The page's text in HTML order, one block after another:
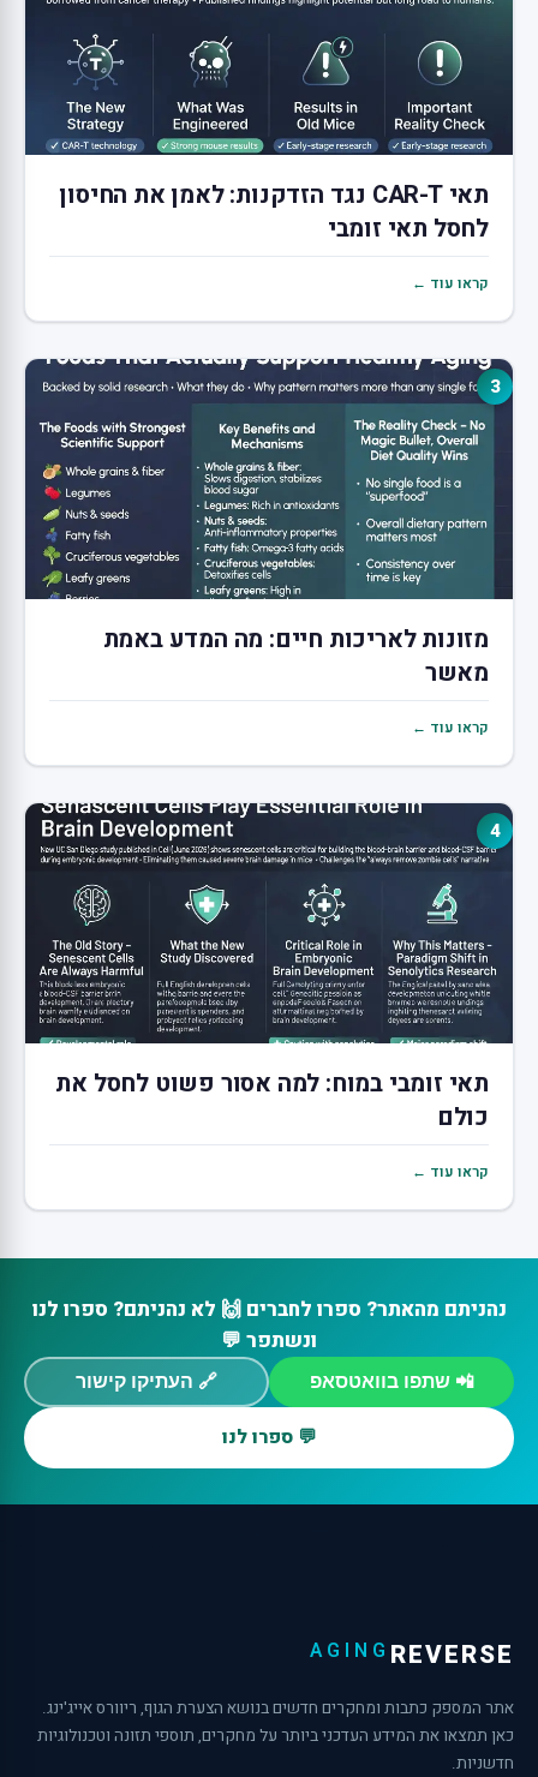
תאי CAR-T נגד הזדקנות: לאמן את החיסון
לחסל תאי זומבי
קראו עוד ←
3
מזונות לאריכות חיים: מה המדע באמת
מאשר
קראו עוד ←
4
תאי זומבי במוח: למה אסור פשוט לחסל את
כולם
קראו עוד ←
נהניתם מהאתר? ספרו לחברים 🙌 לא נהניתם? ספרו לנו
ונשתפר 💬
📲 שתפו בוואטסאפ 🔗 העתיקו קישור
💬 ספרו לנו
REVERSE
AGING
אתר המספק כתבות ומחקרים חדשים בנושא הצערת הגוף, ריוורס אייג'ינג.
כאן תמצאו את המידע העדכני ביותר על מחקרים, תוספי תזונה וטכנולוגיות
חדשניות.